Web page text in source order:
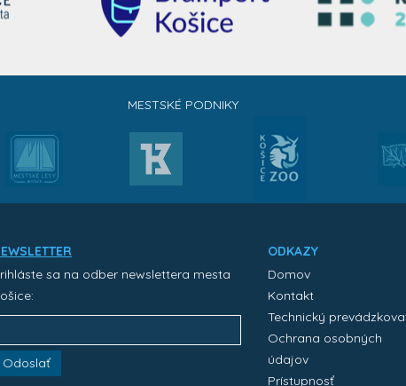
MESTSKÉ PODNIKY
sa na odber newslettera mesta
Odoslať
ODKAZY
Domov
Kontakt
Technický
Ochrana osobných
údajov
Prístupnosť